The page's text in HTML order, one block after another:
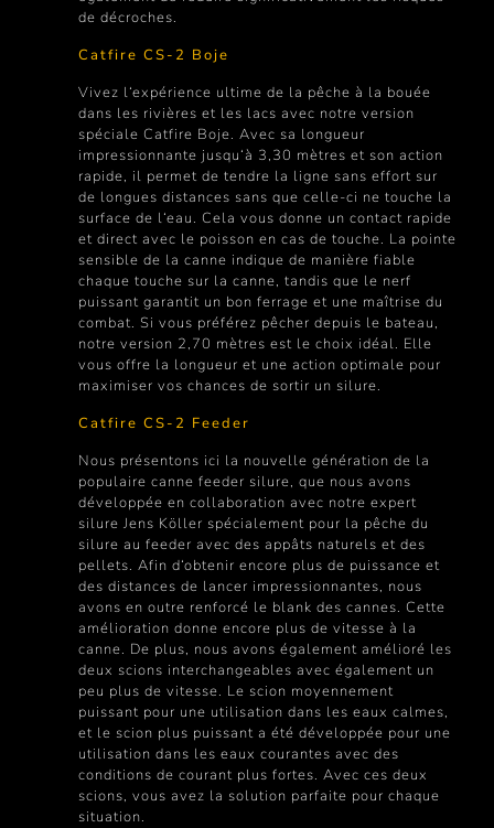
de décroches.
Catfire CS-2 Boje
Vivez l‘expérience ultime de la pêche à la bouée
dans les rivières et les lacs avec notre version
spéciale Catfire Boje. Avec sa longueur
impressionnante jusqu‘à 3,30 mètres et son action
rapide, il permet de tendre la ligne sans effort sur
de longues distances sans que celle-ci ne touche la
surface de l‘eau. Cela vous donne un contact rapide
et direct avec le poisson en cas de touche. La pointe
sensible de la canne indique de manière fiable
chaque touche sur la canne, tandis que le nerf
puissant garantit un bon ferrage et une maîtrise du
combat. Si vous préférez pêcher depuis le bateau,
notre version 2,70 mètres est le choix idéal. Elle
vous offre la longueur et une action optimale pour
maximiser vos chances de sortir un silure.
Catfire CS-2 Feeder
Nous présentons ici la nouvelle génération de la
populaire canne feeder silure, que nous avons
développée en collaboration avec notre expert
silure Jens Köller spécialement pour la pêche du
silure au feeder avec des appâts naturels et des
pellets. Afin d‘obtenir encore plus de puissance et
des distances de lancer impressionnantes, nous
avons en outre renforcé le blank des cannes. Cette
amélioration donne encore plus de vitesse à la
canne. De plus, nous avons également amélioré les
deux scions interchangeables avec également un
peu plus de vitesse. Le scion moyennement
puissant pour une utilisation dans les eaux calmes,
et le scion plus puissant a été développée pour une
utilisation dans les eaux courantes avec des
conditions de courant plus fortes. Avec ces deux
scions, vous avez la solution parfaite pour chaque
situation.